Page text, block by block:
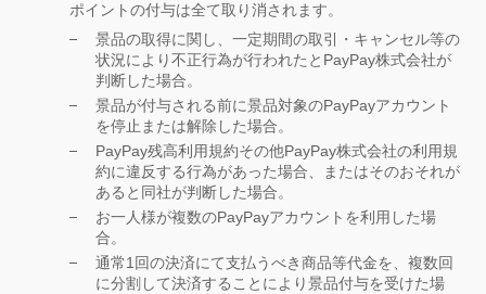
ポイントの付与は全て取り消されます。
景品の取得に関し、一定期間の取引・キャンセル等の
状況により不正行為が行われたとPayPay株式会社が
判断した場合。
景品が付与される前に景品対象のPayPayアカウント
を停止または解除した場合。
PayPay残高利用規約その他PayPay株式会社の利用規
約に違反する行為があった場合、またはそのおそれが
あると同社が判断した場合。
お一人様が複数のPayPayアカウントを利用した場
合。
通常1回の決済にて支払うべき商品等代金を、複数回
に分割して決済することにより景品付与を受けた場